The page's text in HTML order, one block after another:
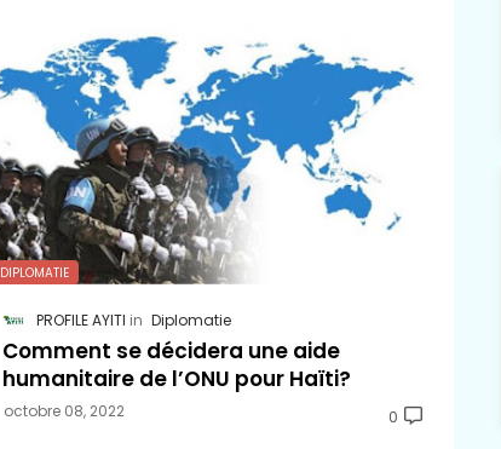
DIPLOMATIE
PROFILE AYITI Diplomatie
Comment se décidera une aide
humanitaire de l’ONU pour Haïti?
octobre 08, 2022 0